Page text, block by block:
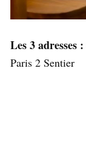
Les 3 adresses :
Paris 2 Sentier